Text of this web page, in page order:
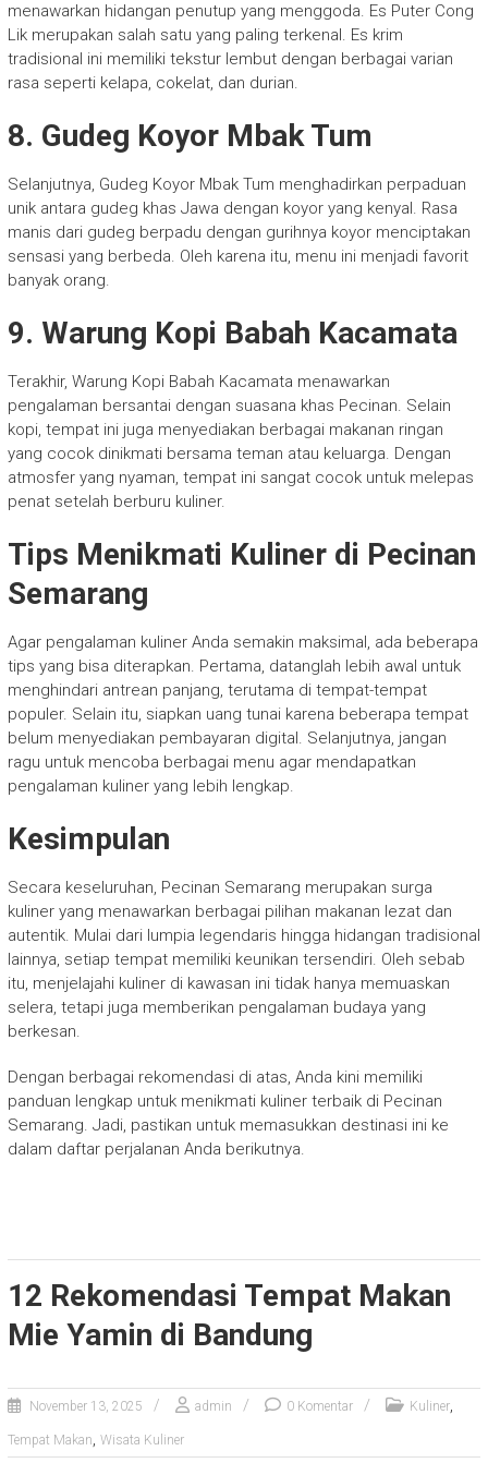
menawarkan hidangan penutup yang menggoda. Es Puter Cong
Lik merupakan salah satu yang paling terkenal. Es krim
tradisional ini memiliki tekstur lembut dengan berbagai varian
rasa seperti kelapa, cokelat, dan durian.
8. Gudeg Koyor Mbak Tum
Selanjutnya, Gudeg Koyor Mbak Tum menghadirkan perpaduan
unik antara gudeg khas Jawa dengan koyor yang kenyal. Rasa
manis dari gudeg berpadu dengan gurihnya koyor menciptakan
sensasi yang berbeda. Oleh karena itu, menu ini menjadi favorit
banyak orang.
9. Warung Kopi Babah Kacamata
Terakhir, Warung Kopi Babah Kacamata menawarkan
pengalaman bersantai dengan suasana khas Pecinan. Selain
kopi, tempat ini juga menyediakan berbagai makanan ringan
yang cocok dinikmati bersama teman atau keluarga. Dengan
atmosfer yang nyaman, tempat ini sangat cocok untuk melepas
penat setelah berburu kuliner.
Tips Menikmati Kuliner di Pecinan
Semarang
Agar pengalaman kuliner Anda semakin maksimal, ada beberapa
tips yang bisa diterapkan. Pertama, datanglah lebih awal untuk
menghindari antrean panjang, terutama di tempat-tempat
populer. Selain itu, siapkan uang tunai karena beberapa tempat
belum menyediakan pembayaran digital. Selanjutnya, jangan
ragu untuk mencoba berbagai menu agar mendapatkan
pengalaman kuliner yang lebih lengkap.
Kesimpulan
Secara keseluruhan, Pecinan Semarang merupakan surga
kuliner yang menawarkan berbagai pilihan makanan lezat dan
autentik. Mulai dari lumpia legendaris hingga hidangan tradisional
lainnya, setiap tempat memiliki keunikan tersendiri. Oleh sebab
itu, menjelajahi kuliner di kawasan ini tidak hanya memuaskan
selera, tetapi juga memberikan pengalaman budaya yang
berkesan.
Dengan berbagai rekomendasi di atas, Anda kini memiliki
panduan lengkap untuk menikmati kuliner terbaik di Pecinan
Semarang. Jadi, pastikan untuk memasukkan destinasi ini ke
dalam daftar perjalanan Anda berikutnya.
12 Rekomendasi Tempat Makan
Mie Yamin di Bandung
November 13, 2025 admin 0 Komentar Kuliner,
Tempat Makan, Wisata Kuliner